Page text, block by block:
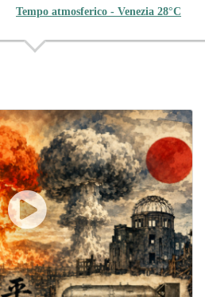
Tempo atmosferico - Venezia 28°C